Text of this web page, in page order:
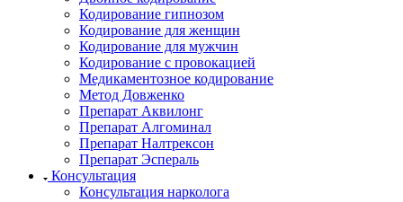
Кодирование гипнозом
Кодирование для женщин
Кодирование для мужчин
Кодирование с провокацией
Медикаментозное кодирование
Метод Довженко
Препарат Аквилонг
Препарат Алгоминал
Препарат Налтрексон
Препарат Эспераль
Консультация
Консультация нарколога